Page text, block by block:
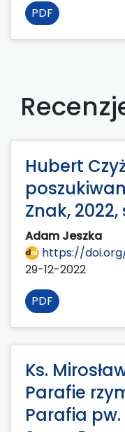
PDF
Hubert
Znak, 2022,
Adam Jeszka
https://
29-12-2022
PDF
Ks.
Parafie
Parafia